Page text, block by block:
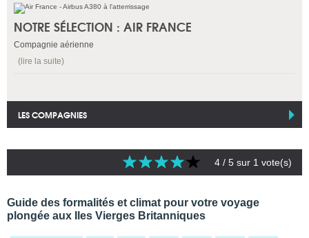
NOTRE SÉLECTION : AIR FRANCE
Compagnie aérienne
(lire la suite)
LES COMPAGNIES
4 / 5 sur 1 vote(s)
Guide des formalités et climat pour votre voyage
plongée aux Iles Vierges Britanniques